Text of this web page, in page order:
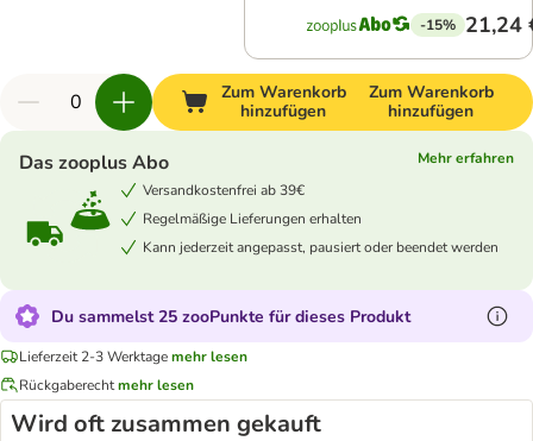
-15% 21,24
Zum Warenkorb
hinzufügen
Zum Warenkorb
hinzufügen
Das zooplus Abo
Mehr erfahren
Versandkostenfrei ab 39€
Regelmäßige Lieferungen erhalten
Kann jederzeit angepasst, pausiert oder beendet werden
Du sammelst 25 zooPunkte für dieses Produkt
Lieferzeit 2-3 Werktagemehr lesen
Rückgaberechtmehr lesen
Wird oft zusammen gekauft